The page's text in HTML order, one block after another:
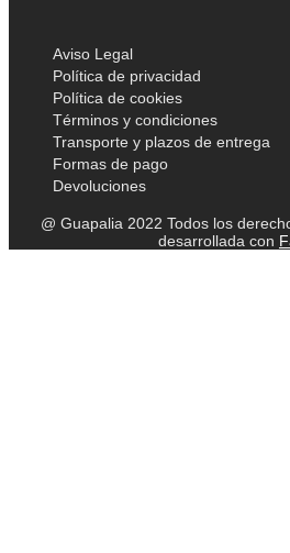
Aviso Legal
Política de privacidad
Política de cookies
Términos y condiciones
Transporte y plazos de entrega
Formas de pago
Devoluciones
@ Guapalia 2022 Todos los
desarrollada con